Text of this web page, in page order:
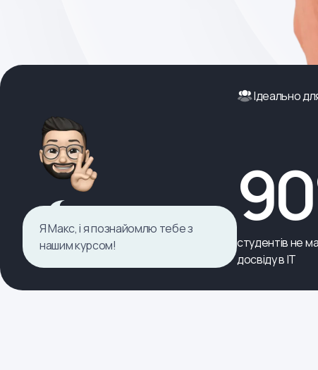
Я Макс, і я познайомлю тебе з
нашим курсом!
Ідеально
студентів не
досвіду в ІТ